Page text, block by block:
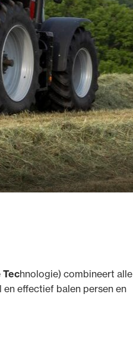
Technologie) combineert alle
effectief balen persen en